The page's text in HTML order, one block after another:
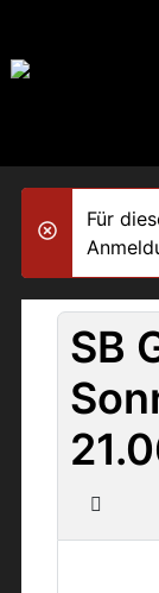
danger
Für
SB